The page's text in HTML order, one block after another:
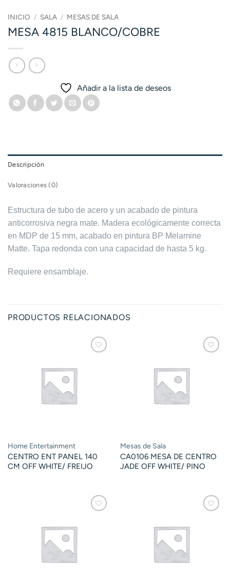
INICIO / SALA / MESAS DE SALA
MESA 4815 BLANCO/COBRE
Añadir a la lista de deseos
Descripción
Valoraciones (0)
Estructura de tubo de acero y un acabado de pintura
anticorrosiva negra mate. Madera ecológicamente correcta
en MDP de 15 mm, acabado en pintura BP Melamine
Matte. Tapa redonda con una capacidad de hasta 5 kg.
Requiere ensamblaje.
PRODUCTOS RELACIONADOS
Home Entertainment
CENTRO ENT PANEL 140
CM OFF WHITE/ FREIJO
Mesas de Sala
CA0106 MESA DE CENTRO
JADE OFF WHITE/ PINO